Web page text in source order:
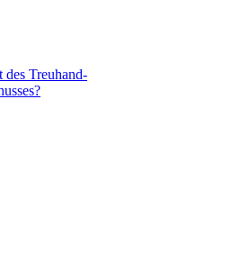
Treuhand-